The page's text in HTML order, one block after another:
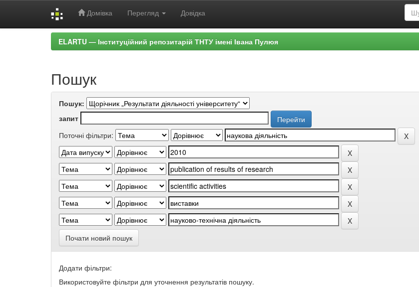
Домівка Перегляд Довідка
ELARTU — Інституційний репозитарій ТНТУ імені Івана Пулюя
Пошук
Пошук:
запит
Поточні фільтри:
Почати новий пошук
Додати фільтри:
Використовуйте фільтри для уточнення результатів пошуку.